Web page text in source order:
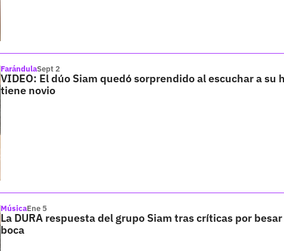
FarándulaSept 2
VIDEO: El dúo Siam quedó sorprendido al escuchar a su
tiene novio
MúsicaEne 5
La DURA respuesta del grupo Siam tras críticas por
boca